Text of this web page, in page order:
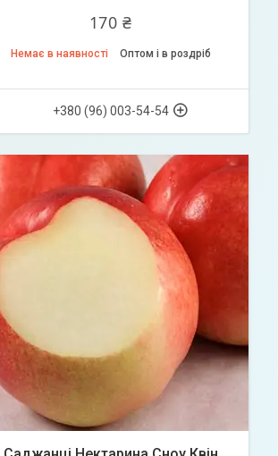
170 ₴
Немає в наявності Оптом і в роздріб
+380 (96) 003-54-54